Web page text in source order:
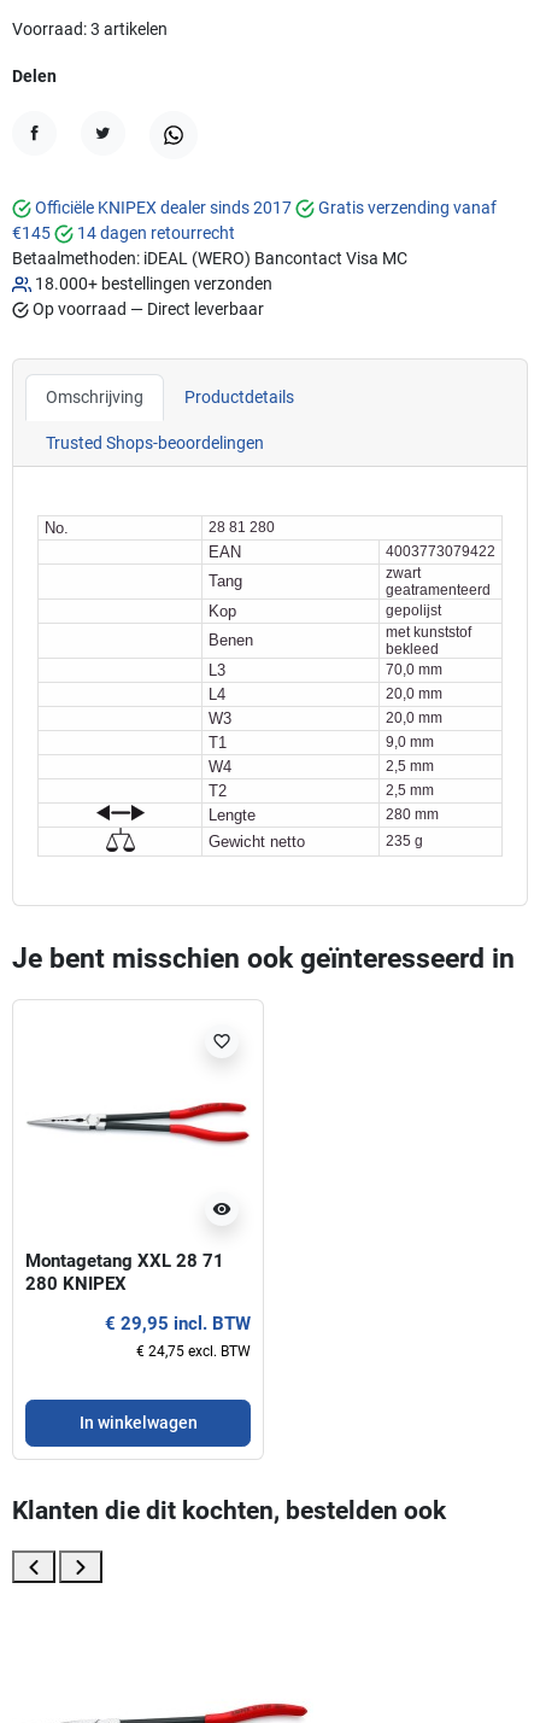
Voorraad: 3 artikelen
Delen
Officiële KNIPEX dealer sinds 2017
Gratis verzending vanaf
€145
14 dagen retourrecht
Betaalmethoden: iDEAL (WERO) Bancontact Visa MC
18.000+ bestellingen verzonden
Op voorraad — Direct leverbaar
Omschrijving Productdetails
Trusted Shops-beoordelingen
No. 28 81 280
EAN 4003773079422
Tang
zwart
geatramenteerd
Kop gepolijst
Benen
met kunststof
bekleed
L3 70,0 mm
L4 20,0 mm
W3 20,0 mm
T1 9,0 mm
W4 2,5 mm
T2 2,5 mm
Lengte 280 mm
Gewicht netto 235 g
Je bent misschien ook geïnteresseerd in
visibility
favorite_border
Montagetang XXL 28 71
280 KNIPEX
€ 29,95 incl. BTW
€ 24,75 excl. BTW
In winkelwagen
Klanten die dit kochten, bestelden ook